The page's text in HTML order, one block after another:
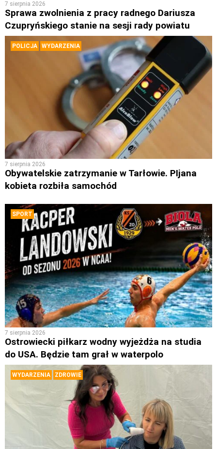
7 sierpnia 2026
Sprawa zwolnienia z pracy radnego Dariusza
Czupryńskiego stanie na sesji rady powiatu
POLICJA WYDARZENIA
7 sierpnia 2026
Obywatelskie zatrzymanie w Tarłowie. PIjana
kobieta rozbiła samochód
SPORT
7 sierpnia 2026
Ostrowiecki piłkarz wodny wyjeżdża na studia
do USA. Będzie tam grał w waterpolo
WYDARZENIA ZDROWIE